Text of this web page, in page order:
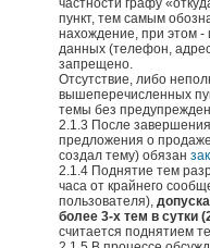
частности графу
пункт, тем самым
нахождение, при этом -
данных (телефон,
запрещено.
Отсутствие, либо
вышеперечисленных
темы без
2.1.3 После
предложения о
создал тему) обязан
2.1.4 Поднятие тем
часа от крайнего
пользователя),
более 3-х тем в сутки
считается поднятием